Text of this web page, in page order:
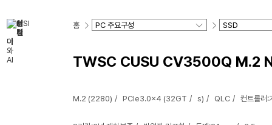
홈
TWSC CUSU CV3500Q M.2
M.2 (2280) PCIe3.0x4 (32GT s) QLC 컨트롤러: